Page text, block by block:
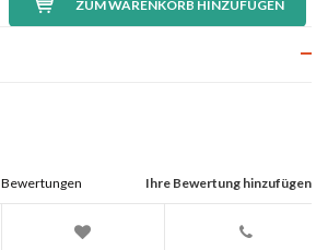
ZUM WARENKORB HINZUFÜGEN
Ihre Bewertung hinzufügen
Bewertungen